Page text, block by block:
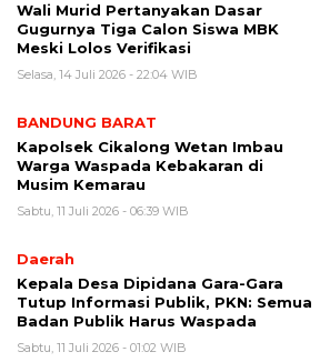
Wali Murid Pertanyakan Dasar
Gugurnya Tiga Calon Siswa MBK
Meski Lolos Verifikasi
Selasa, 14 Juli 2026 - 22:04 WIB
BANDUNG BARAT
Kapolsek Cikalong Wetan Imbau
Warga Waspada Kebakaran di
Musim Kemarau
Sabtu, 11 Juli 2026 - 06:39 WIB
Daerah
Kepala Desa Dipidana Gara-Gara
Tutup Informasi Publik, PKN: Semua
Badan Publik Harus Waspada
Sabtu, 11 Juli 2026 - 01:02 WIB